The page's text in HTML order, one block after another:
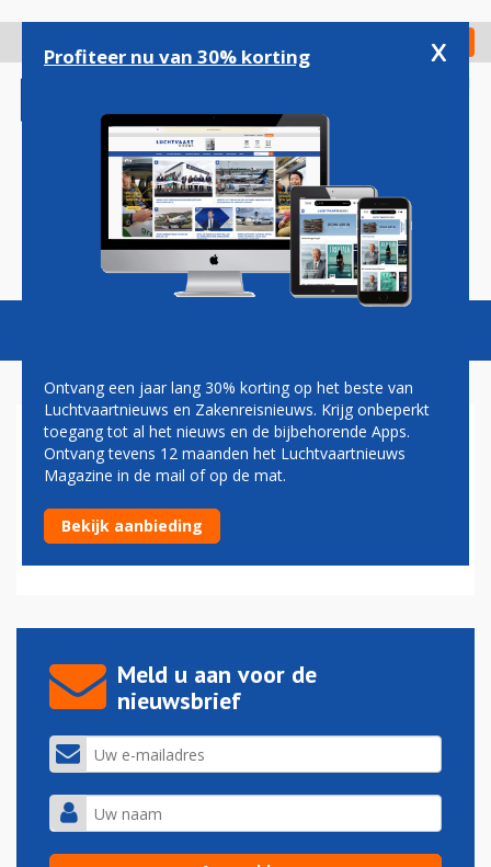
gaan
Check in
Magazine Podcasts Vacatures
ROUHANI
'Iran dichtbij historisch ordercontract met Airbus'
12-11-2015 - 17:08
Meld u aan voor de
nieuwsbrief
Profiteer nu van 30% korting x
Ontvang een jaar lang 30% korting op het beste van
Luchtvaartnieuws en Zakenreisnieuws. Krijg onbeperkt
toegang tot al het nieuws en de bijbehorende Apps.
Ontvang tevens 12 maanden het Luchtvaartnieuws
Magazine in de mail of op de mat.
Bekijk aanbieding